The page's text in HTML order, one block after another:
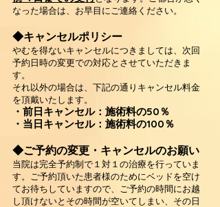
なった場合は、お早目にご連絡ください。
◆キャンセルポリシー
やむを得ないキャンセルにつきましては、次回
予約日時の変更での対応とさせていただきま
す。
それ以外の場合は、下記の通りキャンセル料金
を頂戴いたします。
・前日キャンセル：施術料の50％
・当日キャンセル：施術料の100％
◆ご予約の変更・キャンセルのお願い
当院は完全予約制で１対１の治療を行っていま
す。ご予約頂いた患者様のためにベッドを空け
てお待ちしていますので、ご予約の時間にお越
し頂けないとその時間が空いてしまい、その日